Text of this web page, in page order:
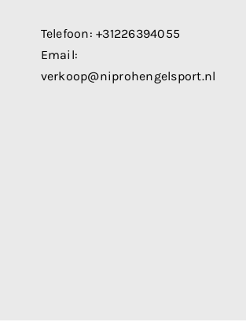
Telefoon:+31226394055
Email:
verkoop@niprohengelsport.nl